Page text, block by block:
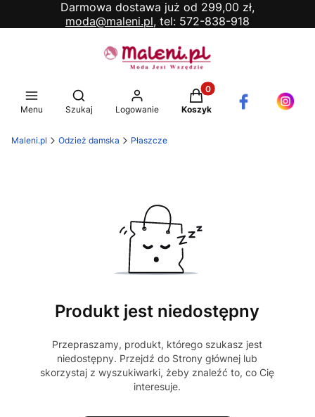
Darmowa dostawa już od 299,00 zł,
moda@maleni.pl, tel: 572-838-918
Menu
Otwórz wyszukiwarkę
Szukaj Logowanie
Produkty w koszyku: 0.
Koszyk
Maleni.pl Odzież damska Płaszcze
Produkt jest niedostępny
Przepraszamy, produkt, którego szukasz jest
niedostępny. Przejdź do Strony głównej lub
skorzystaj z wyszukiwarki, żeby znaleźć to, co Cię
interesuje.